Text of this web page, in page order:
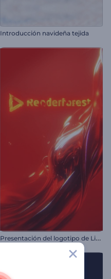
Introducción navideña tejida
P
resentación del logotipo de Liquid Fusion